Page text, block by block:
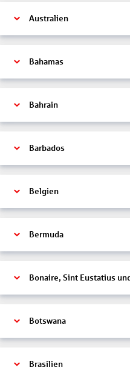
Australien
Bahamas
Bahrain
Barbados
Belgien
Bermuda
Botswana
Brasilien